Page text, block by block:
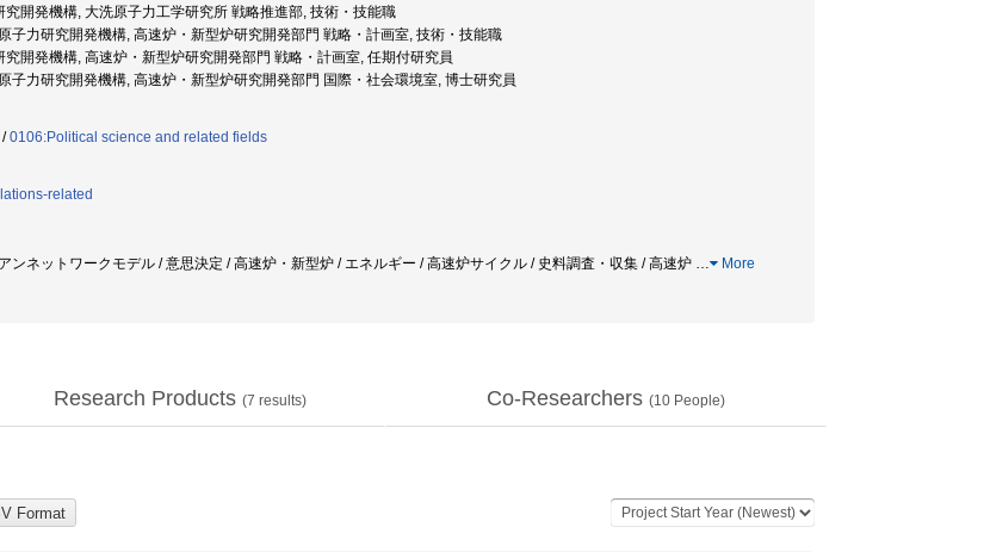
開発機構, 大洗原子力工学研究所 戦略推進部, 技術・技能職
子力研究開発機構, 高速炉・新型炉研究開発部門 戦略・計画室, 技術・技能職
開発機構, 高速炉・新型炉研究開発部門 戦略・計画室, 任期付研究員
子力研究開発機構, 高速炉・新型炉研究開発部門 国際・社会環境室, 博士研究員
/0106:Political science and related fields
related
ンネットワークモデル / 意思決定 / 高速炉・新型炉 / エネルギー / 高速炉サイクル / 史料調査・収集 / 高速炉 … More
Research Products (7 results) Co-Researchers (10 People)